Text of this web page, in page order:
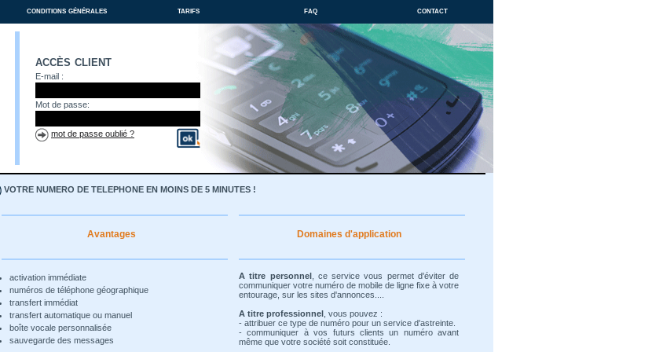
conditions générales tarifs faq contact
accès client
E-mail :
Mot de passe:
mot de passe oublié ?
VOTRE NUMERO DE TELEPHONE EN MOINS DE 5 MINUTES !
Avantages
activation immédiate
numéros de téléphone géographique
transfert immédiat
transfert automatique ou manuel
boîte vocale personnalisée
sauvegarde des messages
Domaines d'application
A titre personnel, ce service vous permet d'éviter de
communiquer votre numéro de mobile de ligne fixe à votre
entourage, sur les sites d'annonces....
A titre professionnel , vous pouvez :
- attribuer ce type de numéro pour un service d'astreinte.
- communiquer à vos futurs clients un numéro avant
même que votre société soit constituée.